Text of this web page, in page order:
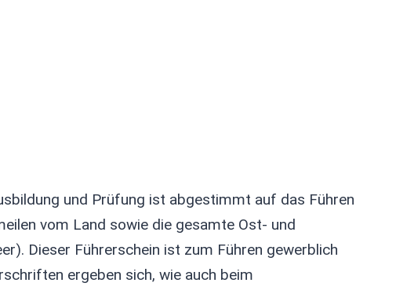
und Prüfung ist abgestimmt auf das Führen
vom Land sowie die gesamte Ost- und
Dieser Führerschein ist zum Führen gewerblich
ergeben sich, wie auch beim